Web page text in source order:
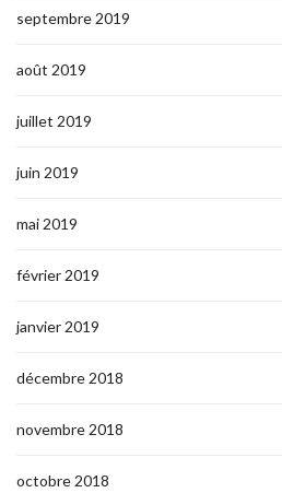
septembre 2019
août 2019
juillet 2019
juin 2019
mai 2019
février 2019
janvier 2019
décembre 2018
novembre 2018
octobre 2018